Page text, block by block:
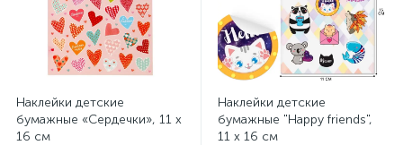
Наклейки детские
бумажные «Сердечки», 11 х
16 см
Наклейки детские
бумажные "Happy friends",
11 х 16 см